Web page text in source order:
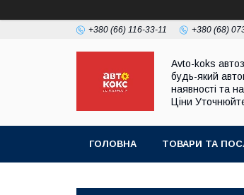
+380 (66) 116-33-11 +380 (68)
Avto-koks
будь-який
наявності та
Ціни
ГОЛОВНА ТОВАРИ ТА